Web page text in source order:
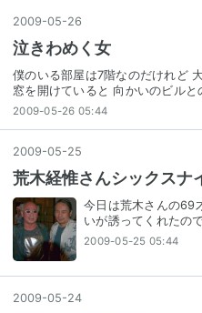
2009-05-26
泣きわめく女
僕のいる部屋は7階なのだけれど
窓を開けていると 向かいのビル
2009-05-26 05:44
2009-05-25
荒木経惟さんシックスナ
今日は荒木さんの69
いが誘ってくれたの
2009-05-25 05:44
2009-05-24